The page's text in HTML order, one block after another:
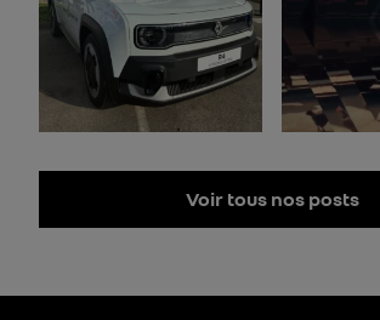
Voir tous nos posts